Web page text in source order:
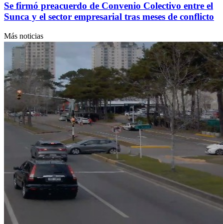
Se firmó preacuerdo de Convenio Colectivo entre el
Sunca y el sector empresarial tras meses de conflicto
Más noticias